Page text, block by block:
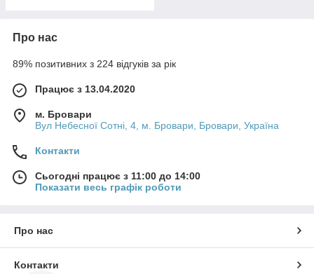
Про нас
89% позитивних з 224 відгуків за рік
Працює з 13.04.2020
м. Бровари
Вул Небесної Сотні, 4, м. Бровари, Бровари, Україна
Контакти
Сьогодні працює з 11:00 до 14:00
Показати весь графік роботи
Про нас
Контакти